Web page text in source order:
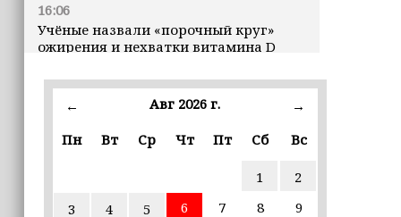
16:06
Учёные назвали «порочный круг»
ожирения и нехватки витамина D
16:00
В Чеченской Республике начинается
избирательные комиссии
← Авг 2026 г.
→
Пн
Вт Ср Чт Пт Сб Вс
1
2
3
4 5 6 7 8
9